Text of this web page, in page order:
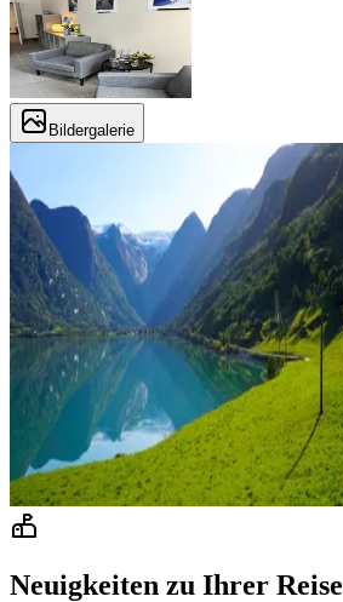
Bildergalerie
Neuigkeiten zu Ihrer Reise